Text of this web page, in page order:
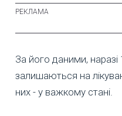
За його даними, наразі
залишаються на
них - у важкому стані.